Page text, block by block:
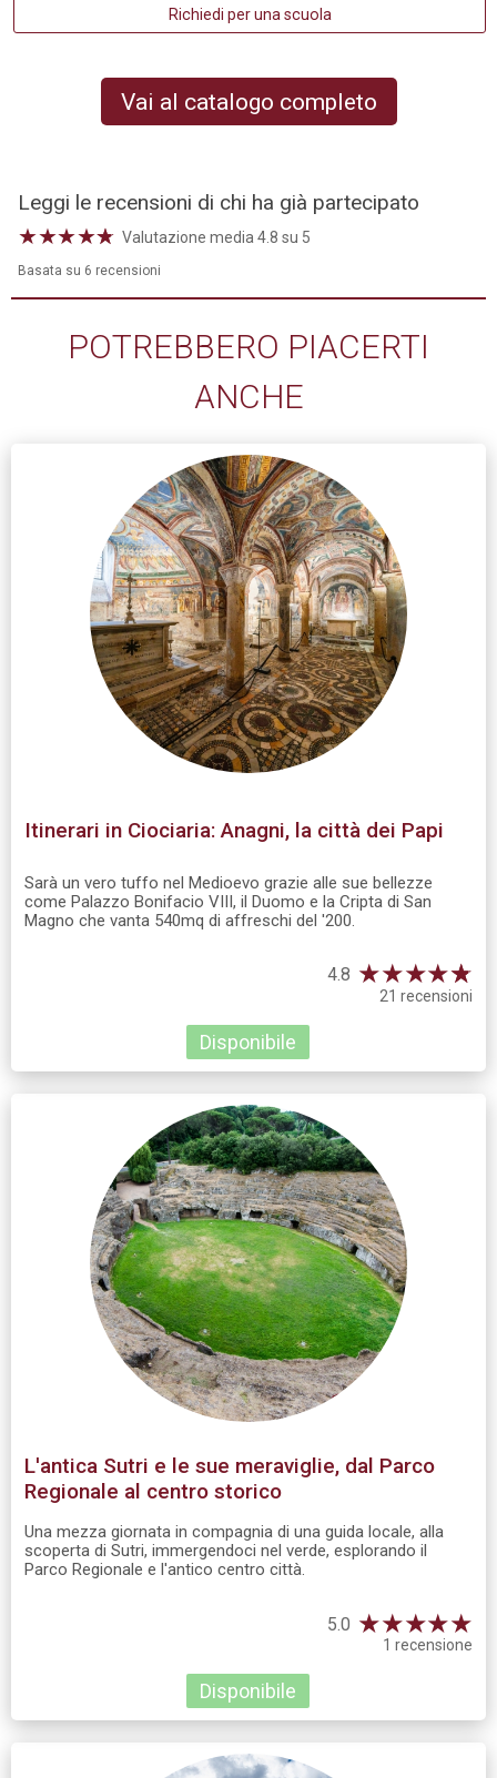
Richiedi per una scuola
Vai al catalogo completo
Leggi le recensioni di chi ha già partecipato
★★★★☆
★ Valutazione media 4.8 su 5
Basata su 6 recensioni
POTREBBERO PIACERTI
ANCHE
Itinerari in Ciociaria: Anagni, la città dei Papi
Sarà un vero tuffo nel Medioevo grazie alle sue bellezze
come Palazzo Bonifacio VIII, il Duomo e la Cripta di San
Magno che vanta 540mq di affreschi del '200.
4.8 ★★★★☆
★
21 recensioni
Disponibile
L'antica Sutri e le sue meraviglie, dal Parco
Regionale al centro storico
Una mezza giornata in compagnia di una guida locale, alla
scoperta di Sutri, immergendoci nel verde, esplorando il
Parco Regionale e l'antico centro città.
5.0 ★★★★★
1 recensione
Disponibile